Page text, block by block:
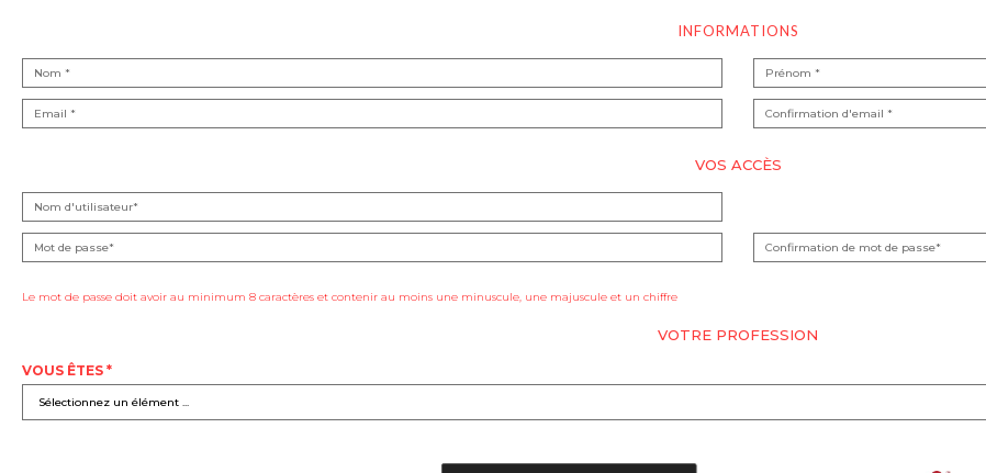
INFORMATIONS
VOS ACCÈS
Le mot de passe doit avoir au minimum 8 caractères et contenir au moins une minuscule, une majuscule et un chiffre
VOTRE PROFESSION
VOUS ÊTES *